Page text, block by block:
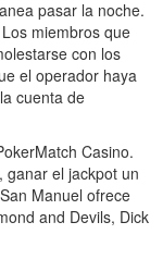
pasar la noche.
miembros que
con los
el operador haya
cuenta de
Casino.
ganar el jackpot un
Manuel ofrece
and Devils, Dick